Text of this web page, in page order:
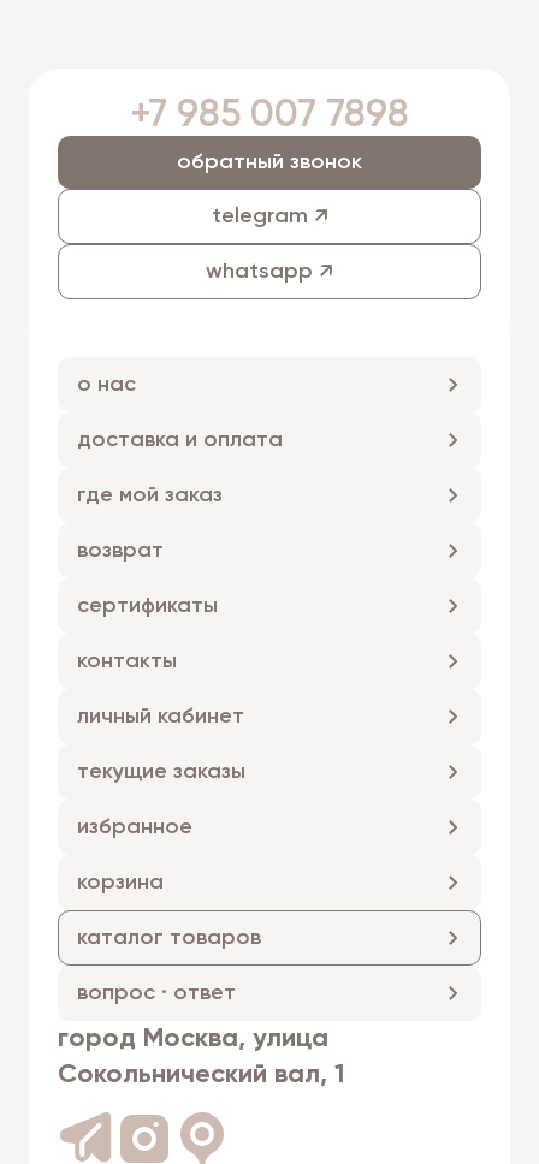
+7 985 007 7898
telegram ↗
whatsapp ↗
обратный звонок
город Москва, улица
Сокольнический вал, 1
о нас
доставка и оплата
где мой заказ
возврат
сертификаты
контакты
личный кабинет
текущие заказы
избранное
корзина
каталог товаров
вопрос · ответ